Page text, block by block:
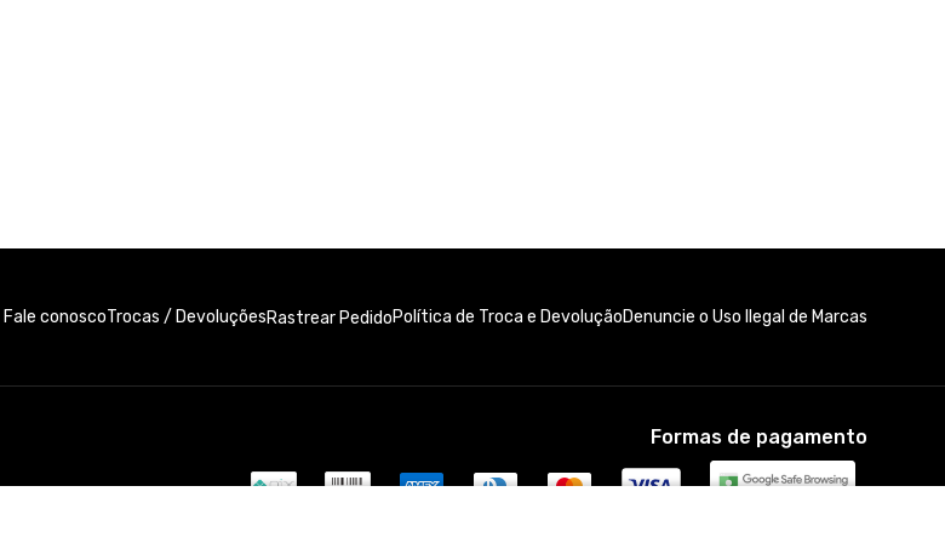
Fale conoscoTrocas / DevoluçõesRastrear PedidoPolítica de Troca e DevoluçãoDenuncie o Uso Ilegal de Marcas
Formas de pagamento